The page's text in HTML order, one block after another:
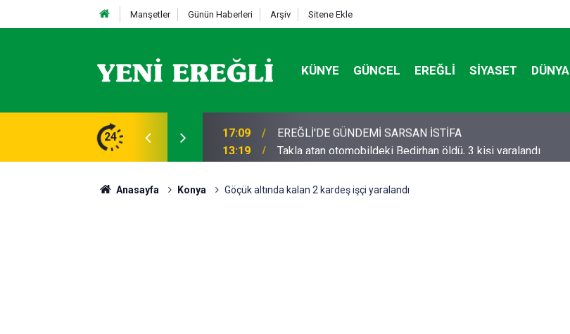
Manşetler Günün Haberleri Arşiv Sitene Ekle
KÜNYE GÜNCEL EREĞLI SIYASET DÜNYA
24 13:19 Takla atan otomobildeki Bedirhan öldü, 3 kişi yaralandı
Anasayfa Konya Göçük altında kalan 2 kardeş işçi yaralandı